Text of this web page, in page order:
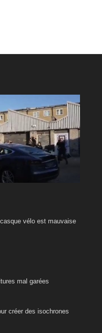
vélo est mauvaise
mal garées
créer des isochrones